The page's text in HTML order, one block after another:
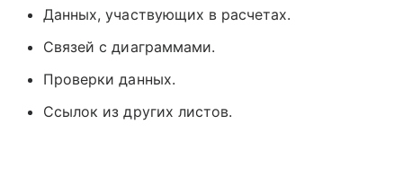
Данных, участвующих в расчетах.
Связей с диаграммами.
Проверки данных.
Ссылок из других листов.